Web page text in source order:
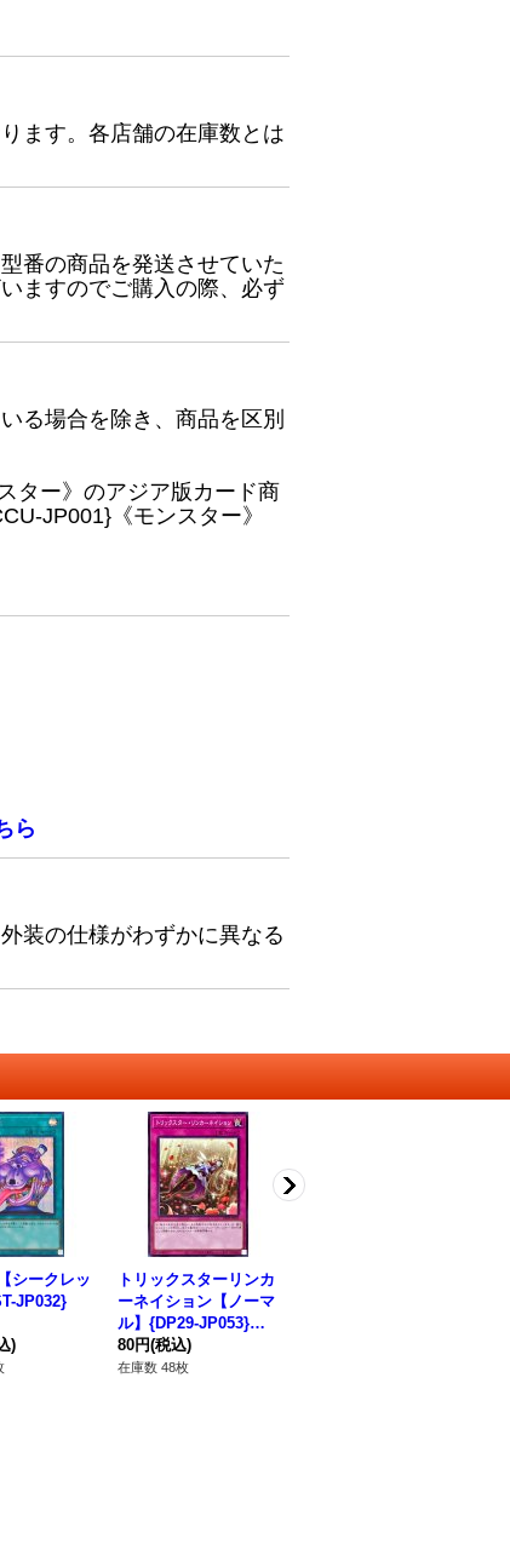
ます。各店舗の在庫数とは
番の商品を発送させていた
ますのでご購入の際、必ず
る場合を除き、商品を区別
ター》のアジア版カード商
JP001}《モンスター》
ら
装の仕様がわずかに異なる
シークレッ
JP032}
)
トリックスターリンカ
ーネイション【ノーマ
ル】{DP29-JP053}
《罠》
80円(税込)
在庫数 48枚